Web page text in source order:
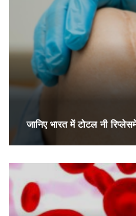
जानिए भारत में टोटल नी